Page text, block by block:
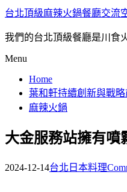
台北頂級麻辣火鍋餐廳交流
我們的台北頂級餐廳是川食
Menu
Home
葉和軒持續創新與戰
麻辣火鍋
大金服務站擁有
2024-12-14台北日本料理